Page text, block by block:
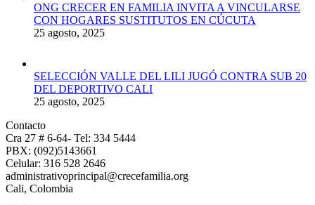
ONG CRECER EN FAMILIA INVITA A VINCULARSE
CON HOGARES SUSTITUTOS EN CÚCUTA
25 agosto, 2025
SELECCIÓN VALLE DEL LILI JUGÓ CONTRA SUB 20
DEL DEPORTIVO CALI
25 agosto, 2025
Contacto
Cra 27 # 6-64- Tel: 334 5444
PBX: (092)5143661
Celular: 316 528 2646
administrativoprincipal@crecefamilia.org
Cali, Colombia